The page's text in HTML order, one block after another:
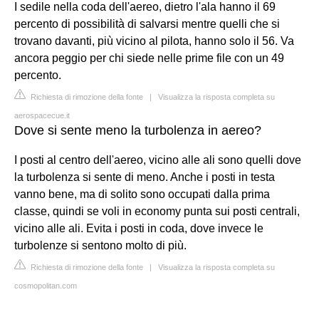
I sedile nella coda dell'aereo, dietro l'ala hanno il 69
percento di possibilità di salvarsi mentre quelli che si
trovano davanti, più vicino al pilota, hanno solo il 56. Va
ancora peggio per chi siede nelle prime file con un 49
percento.
Richiesta di rimozione della fonte | Visualizza la risposta completa su
aerospacecue.it
Dove si sente meno la turbolenza in aereo?
I posti al centro dell'aereo, vicino alle ali sono quelli dove
la turbolenza si sente di meno. Anche i posti in testa
vanno bene, ma di solito sono occupati dalla prima
classe, quindi se voli in economy punta sui posti centrali,
vicino alle ali. Evita i posti in coda, dove invece le
turbolenze si sentono molto di più.
Richiesta di rimozione della fonte | Visualizza la risposta completa su
cosmopolitan.com